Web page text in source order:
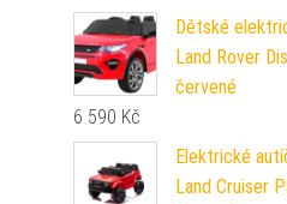
Dětské
Land Rover
červené
6 590 Kč
Elektrické
Land Cruiser